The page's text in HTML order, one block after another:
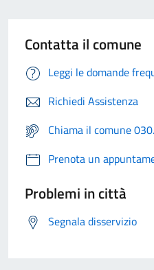
Contatta il comune
Leggi le domande
Richiedi Assistenza
Chiama il comune
Prenota un
Problemi in città
Segnala disservizio